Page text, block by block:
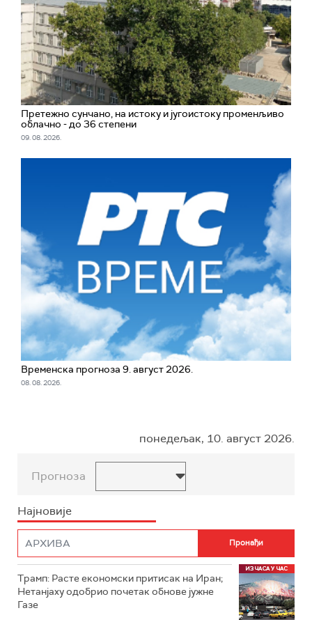
Претежно сунчано, на истоку и југоистоку променљиво
облачно - до 36 степени
09. 08. 2026.
Временска прогноза 9. август 2026.
08. 08. 2026.
понедељак, 10. август 2026.
Прогноза
Најновије
Трамп: Расте економски притисак на Иран;
Нетанјаху одобрио почетак обнове јужне
Газе